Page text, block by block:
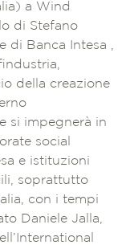
a Wind
di Stefano
di Banca Intesa ,
della creazione
si impegnerà in
social
e istituzioni
soprattutto
con i tempi
Daniele Jalla,